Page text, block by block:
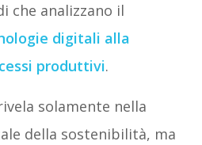
che analizzano il
digitali alla
produttivi.
solamente nella
della sostenibilità, ma